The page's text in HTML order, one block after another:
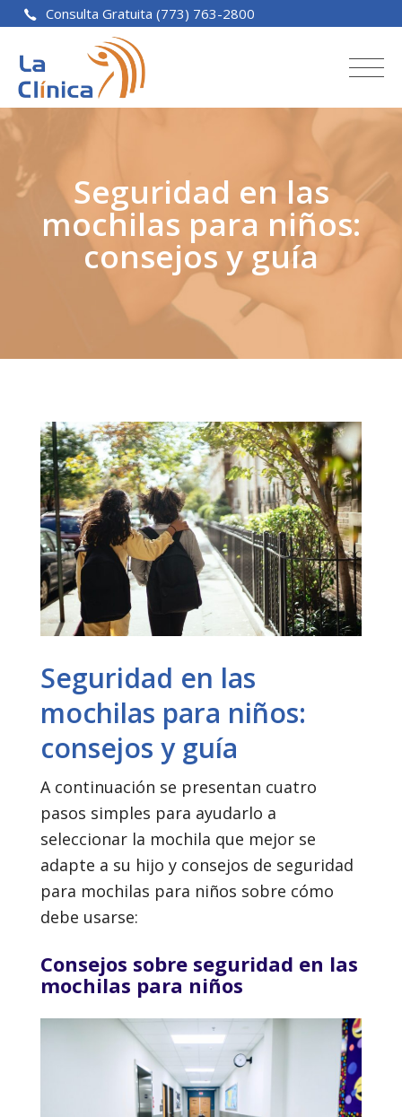
Consulta Gratuita (773) 763-2800
Seguridad en las
mochilas para niños:
consejos y guía
Seguridad en las
mochilas para niños:
consejos y guía
A continuación se presentan cuatro
pasos simples para ayudarlo a
seleccionar la mochila que mejor se
adapte a su hijo y consejos de seguridad
para mochilas para niños sobre cómo
debe usarse:
Consejos sobre seguridad en las
mochilas para niños